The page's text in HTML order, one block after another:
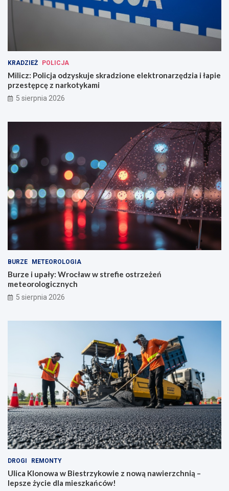
KRADZIEŻ POLICJA
Milicz: Policja odzyskuje skradzione elektronarzędzia i łapie
przestępcę z narkotykami
5 sierpnia 2026
BURZE METEOROLOGIA
Burze i upały: Wrocław w strefie ostrzeżeń
meteorologicznych
5 sierpnia 2026
DROGI REMONTY
Ulica Klonowa w Biestrzykowie z nową nawierzchnią –
lepsze życie dla mieszkańców!